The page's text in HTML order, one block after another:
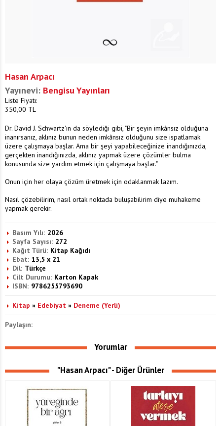
Hasan Arpacı
Yayınevi: Bengisu Yayınları
Liste Fiyatı:
350,00 TL
Dr. David J. Schwartz'ın da söylediği gibi, "Bir şeyin imkânsız olduğuna
inanırsanız, aklınız bunun neden imkânsız olduğunu size ispatlamak
üzere çalışmaya başlar. Ama bir şeyi yapabileceğinize inandığınızda,
gerçekten inandığınızda, aklınız yapmak üzere çözümler bulma
konusunda size yardım etmek için çalışmaya başlar."
Onun için her olaya çözüm üretmek için odaklanmak lazım.
Nasıl çözebilirim, nasıl ortak noktada buluşabilirim diye muhakeme
yapmak gerekir.
Basım Yılı: 2026
Sayfa Sayısı: 272
Kağıt Türü: Kitap Kağıdı
Ebat: 13,5 x 21
Dil: Türkçe
Cilt Durumu: Karton Kapak
ISBN: 9786255793690
Kitap » Edebiyat » Deneme (Yerli)
Paylaşın:
Yorumlar
"Hasan Arpacı" - Diğer Ürünler